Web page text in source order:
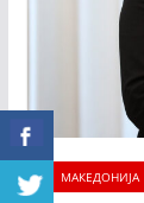
МАКЕДОНИЈА